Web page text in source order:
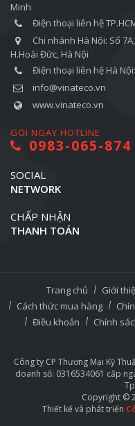
Minh
Điện thoại liên hệ
Chi nhánh Hà Nội: Số
H.Hoài Đức, Hà Nội
Điện thoại liên hệ Hà
info@vinateco.vn
www.vinateco.vn
GỌI NGAY HOTLINE
0983-065-874
SOCIAL
NETWORK
CHẤP NHẬN
THANH TOÁN
Trang chủ Giới
Cách thức mua hàng
Điều khoản
Chính
Công ty CP Thương Mại Kỹ
doanh số: 0316534061 cấp
Copyright ©
Thiết kế và phát triển